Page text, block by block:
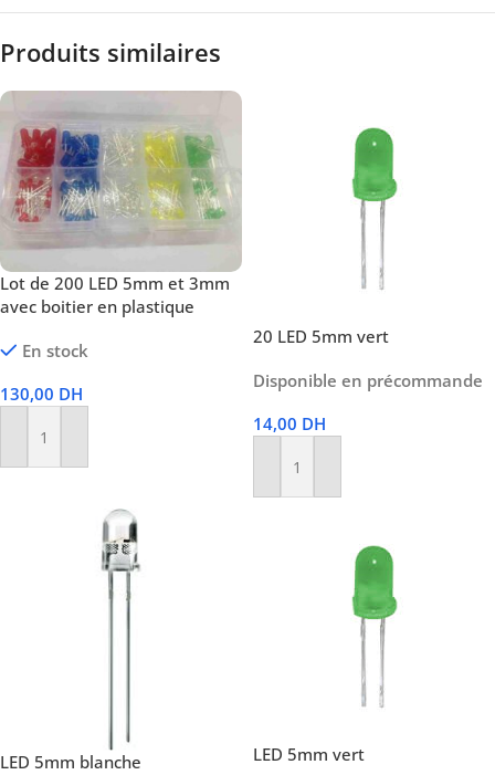
Produits similaires
Lot de 200 LED 5mm et 3mm
avec boitier en plastique
En stock
130,00 DH
Ajouter Au Panier
20 LED 5mm vert
Disponible en précommande
14,00 DH
Ajouter Au Panier
LED 5mm blanche
LED 5mm vert